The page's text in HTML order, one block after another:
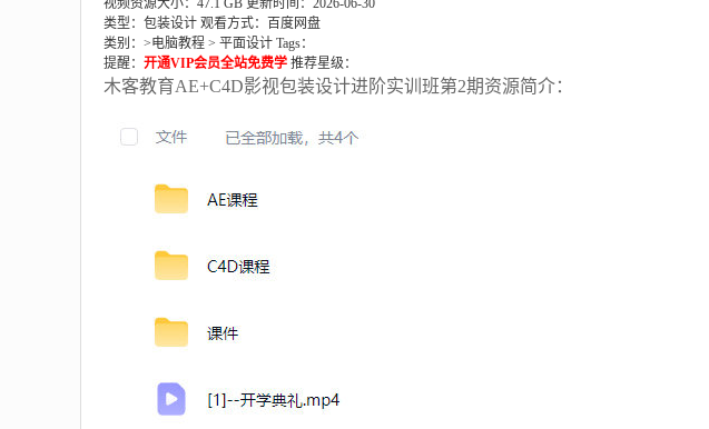
视频资源大小：47.1 GB 更新时间：2026-06-30
类型：包装设计 观看方式：百度网盘
类别：>电脑教程 > 平面设计 Tags：
提醒： 开通VIP会员全站免费学 推荐星级：
木客教育AE+C4D影视包装设计进阶实训班第2期资源简介：